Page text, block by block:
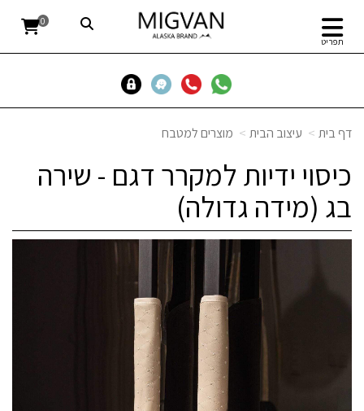
תפריט
0
דף בית עיצוב הבית מוצרים למטבח
כיסוי ידיות למקרר דגם - שירה
בג (מידה גדולה)